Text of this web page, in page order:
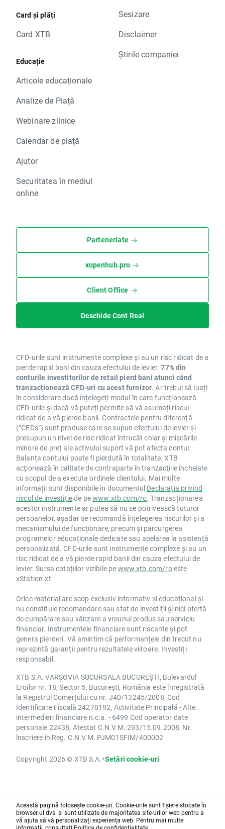
Card și plăți
Card XTB
Educație
Articole educaționale
Analize de Piață
Webinare zilnice
Calendar de piață
Ajutor
Securitatea în mediul
online
Sesizare
Disclaimer
Știrile companiei
Parteneriate
xopenhub.pro
Client Office
Deschide Cont Real
CFD-urile sunt instrumente complexe și au un risc ridicat de a
pierde rapid bani din cauza efectului de levier.77% din
conturile investitorilor de retail pierd bani atunci când
tranzacționează CFD-uri cu acest furnizor. Ar trebui să luați
în considerare dacă înțelegeți modul în care funcționează
CFD-urile și dacă vă puteți permite să vă asumați riscul
ridicat de a vă pierde banii. Contractele pentru diferență
(”CFDs”) sunt produse care se supun efectului de levier și
presupun un nivel de risc ridicat întrucât chiar și mișcările
minore de preț ale activului suport vă pot afecta contul.
Balanța contului poate fi pierdută în totalitate. XTB
acţionează în calitate de contraparte în tranzacţiile încheiate
cu scopul de a executa ordinele clientului. Mai multe
informații sunt disponibile în documentul Declarația privind
riscul de investițiede pewww.xtb.com/ro. Tranzacționarea
acestor instrumente ar putea să nu se potrivească tuturor
persoanelor, așadar se recomandă înțelegerea riscurilor și a
mecanismului de funcționare, precum și parcurgerea
programelor educaționale dedicate sau apelarea la asistență
personalizată. CFD-urile sunt instrumente complexe și au un
risc ridicat de a vă pierde rapid banii din cauza efectului de
levier. Sursa cotațiilor vizibile pe www.xtb.com/roeste
xStation.xt
Orice material are scop exclusiv informativ și educațional și
nu constituie recomandare sau sfat de investiții și nici ofertă
de cumpărare sau vânzare a vreunui produs sau serviciu
financiar. Instrumentele financiare sunt riscante și pot
genera pierderi. Vă amintim că performanțele din trecut nu
reprezintă garanții pentru rezultatele viitoare. Investiți
responsabil.
XTB S.A. VARȘOVIA SUCURSALA BUCUREȘTI, Bulevardul
Eroilor nr. 18, Sector 5, București, România este înregistrată
la Registrul Comerțului cu nr. J40/13245/2008, Cod
Identificare Fiscală 24270192, Activitate Principală - Alte
intermedieri financiare n.c.a. - 6499 Cod operator date
personale 22438, Atestat C.N.V.M. 293/15.09.2008, Nr.
înscriere în Reg. C.N.V.M. PJM01SFIM/400002
Copyright 2026 © XTB S.A.•Setări cookie-uri
Această pagină folosește cookie-uri. Cookie-urile sunt fișiere stocate în
browser-ul dvs. și sunt utilizate de majoritatea site-urilor web pentru a
vă ajuta să vă personalizați experiența web. Pentru mai multe